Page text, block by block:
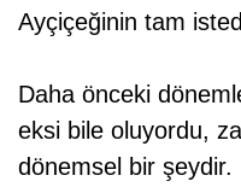
Ayçiçeğinin tam
Daha önceki
eksi bile oluyordu,
dönemsel bir